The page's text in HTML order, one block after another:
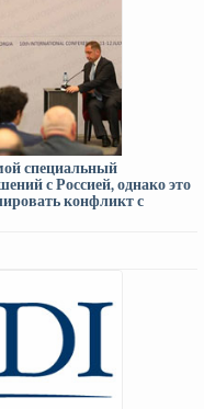
специальный
с Россией, однако это
конфликт с